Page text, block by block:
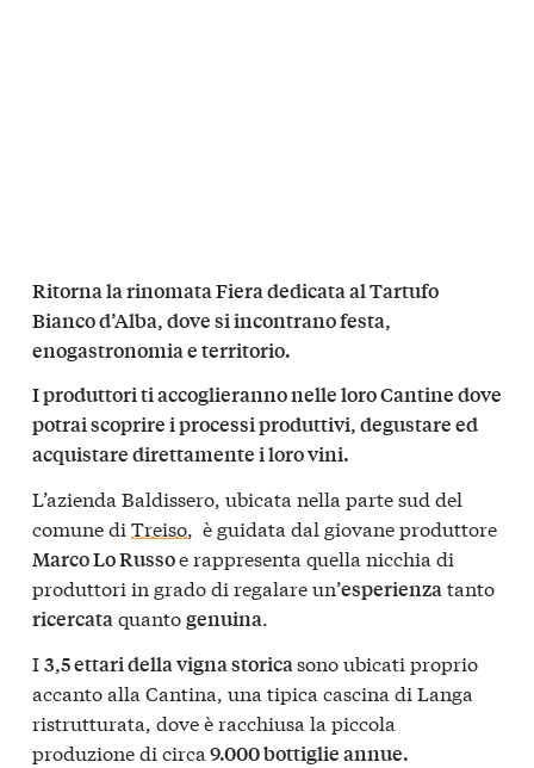
Ritorna la rinomata Fiera dedicata al Tartufo
Bianco d’Alba, dove si incontrano festa,
enogastronomia e territorio.
I produttori ti accoglieranno nelle loro Cantine dove
potrai scoprire i processi produttivi, degustare ed
acquistare direttamente i loro vini.
L’azienda Baldissero, ubicata nella parte sud del
comune di Treiso, è guidata dal giovane produttore
Marco Lo Russoe rappresenta quella nicchia di
produttori in grado di regalare un’esperienzatanto
ricercataquantogenuina.
I3,5 ettari della vigna storicasono ubicati proprio
accanto alla Cantina, una tipica cascina di Langa
ristrutturata, dove è racchiusa la piccola
produzione di circa 9.000 bottiglie annue.